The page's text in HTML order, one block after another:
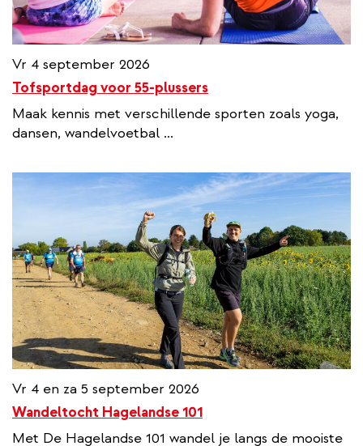
Vr 4 september 2026
Tofsportdag voor 55-plussers
Maak kennis met verschillende sporten zoals yoga,
dansen, wandelvoetbal ...
Vr 4 en za 5 september 2026
Wandeltocht Hagelandse 101
Met De Hagelandse 101 wandel je langs de mooiste